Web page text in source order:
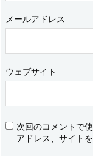
メールアドレス
ウェブサイト
次回のコメントで
アドレス、サイトを